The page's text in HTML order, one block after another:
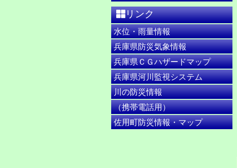
リンク
水位・雨量情報
兵庫県防災気象情報
兵庫県ＣＧハザードマップ
兵庫県河川監視システム
川の防災情報
（携帯電話用）
佐用町防災情報・マップ